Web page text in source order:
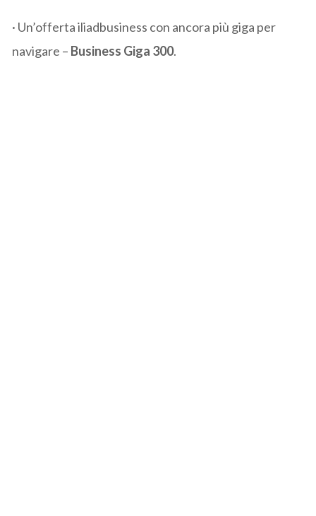
· Un’offerta iliadbusiness con ancora più giga per
navigare – Business Giga 300.